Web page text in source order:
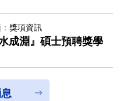
獎項資訊
成淵』碩士預聘獎學